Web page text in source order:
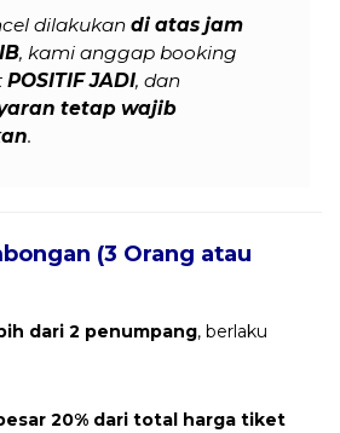
dilakukandi atas jam
, kami anggap booking
POSITIF JADI, dan
tetap wajib
.
(3 Orang atau
dari 2 penumpang, berlaku
20% dari total harga tiket